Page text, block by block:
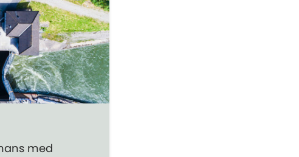
med